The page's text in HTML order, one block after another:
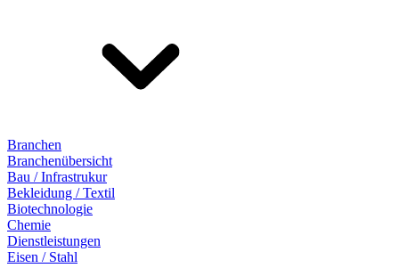
Branchen
Branchenübersicht
Bau / Infrastrukur
Bekleidung / Textil
Biotechnologie
Chemie
Dienstleistungen
Eisen / Stahl